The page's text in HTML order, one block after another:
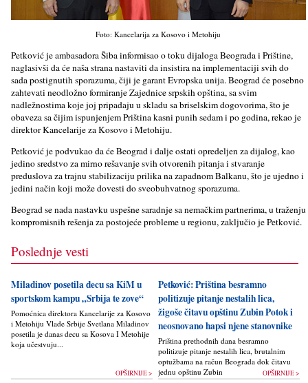
Foto: Kancelarija za Kosovo i Metohiju
Petković je ambasadora Šiba informisao o toku dijaloga Beograda i Prištine,
naglasivši da će naša strana nastaviti da insistira na implementaciji svih do
sada postignutih sporazuma, čiji je garant Evropska unija. Beograd će posebno
zahtevati neodložno formiranje Zajednice srpskih opština, sa svim
nadležnostima koje joj pripadaju u skladu sa briselskim dogovorima, što je
obaveza sa čijim ispunjenjem Priština kasni punih sedam i po godina, rekao je
direktor Kancelarije za Kosovo i Metohiju.
Petković je podvukao da će Beograd i dalјe ostati opredelјen za dijalog, kao
jedino sredstvo za mirno rešavanje svih otvorenih pitanja i stvaranje
preduslova za trajnu stabilizaciju prilika na zapadnom Balkanu, što je ujedno i
jedini način koji može dovesti do sveobuhvatnog sporazuma.
Beograd se nada nastavku uspešne saradnje sa nemačkim partnerima, u traženju
kompromisnih rešenja za postojeće probleme u regionu, zaklјučio je Petković.
Poslednje vesti
Miladinov posetila decu sa KiM u
sportskom kampu „Srbija te zove“
Pomoćnica direktora Kancelarije za Kosovo
i Metohiju Vlade Srbije Svetlana Miladinov
posetila je danas decu sa Kosova I Metohije
koja učestvuju...
OPŠIRNIJE >
Petković: Priština besramno
politizuje pitanje nestalih lica,
žigoše čitavu opštinu Zubin Potok i
neosnovano hapsi njene stanovnike
Priština prethodnih dana besramno
politizuje pitanje nestalih lica, brutalnim
optužbama na račun Beograda dok čitavu
jednu opštinu Zubin Potok žigoše...OPŠIRNIJE >